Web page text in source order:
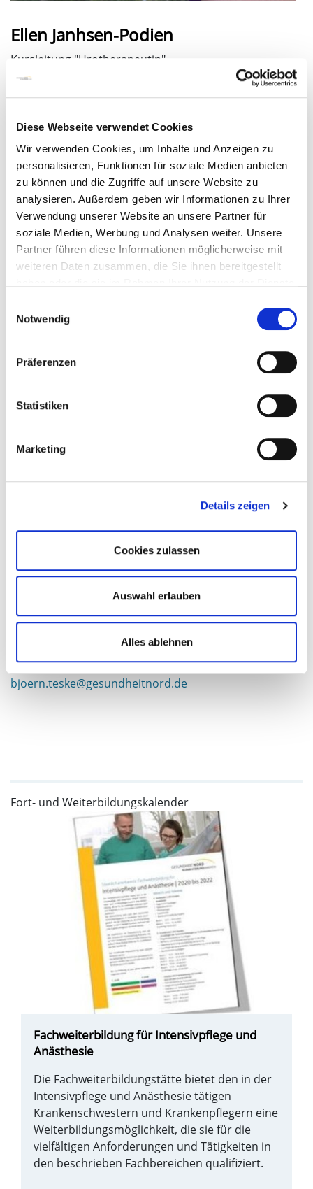
Diese Webseite verwendet Cookies
Wir verwenden Cookies, um Inhalte und Anzeigen zu
personalisieren, Funktionen für soziale Medien anbieten
zu können und die Zugriffe auf unsere Website zu
analysieren. Außerdem geben wir Informationen zu Ihrer
Verwendung unserer Website an unsere Partner für
soziale Medien, Werbung und Analysen weiter. Unsere
Partner führen diese Informationen möglicherweise mit
weiteren Daten zusammen, die Sie ihnen bereitgestellt
Notwendig
Präferenzen
Statistiken
Marketing
Details zeigen
Cookies zulassen
Auswahl erlauben
Alles ablehnen
Ellen Janhsen-Podien
Kursleitung "Urotherapeutin"
0421/879-2583
0421/879-1535
Fachpfleger für Intensivpflege und Anästhesie
Pflegepädagoge (B.A.)
(0421) 879 – 1728
bjoern.teske@gesundheitnord.de
Fort- und Weiterbildungskalender
Fachweiterbildung für Intensivpflege und
Anästhesie
Die Fachweiterbildungstätte bietet den in der
Intensivpflege und Anästhesie tätigen
Krankenschwestern und Krankenpflegern eine
Weiterbildungsmöglichkeit, die sie für die
vielfältigen Anforderungen und Tätigkeiten in
den beschrieben Fachbereichen qualifiziert.